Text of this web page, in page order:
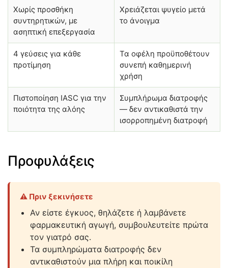
Χωρίς προσθήκη
συντηρητικών, με
ασηπτική επεξεργασία
Χρειάζεται ψυγείο μετά
το άνοιγμα
4 γεύσεις για κάθε
προτίμηση
Τα οφέλη προϋποθέτουν
συνεπή καθημερινή
χρήση
Πιστοποίηση IASC για την
ποιότητα της αλόης
Συμπλήρωμα διατροφής
— δεν αντικαθιστά την
ισορροπημένη διατροφή
Προφυλάξεις
⚠️ Πριν ξεκινήσετε
Αν είστε έγκυος, θηλάζετε ή λαμβάνετε
φαρμακευτική αγωγή, συμβουλευτείτε πρώτα
τον γιατρό σας.
Τα συμπληρώματα διατροφής δεν
αντικαθιστούν μια πλήρη και ποικίλη